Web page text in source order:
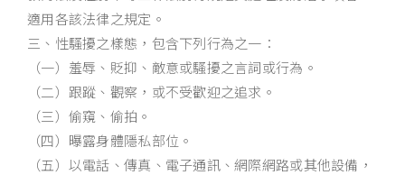
適用各該法律之規定。
三、性騷擾之樣態，包含下列行為之一：
（一）羞辱、貶抑、敵意或騷擾之言詞或行為。
（二）跟蹤、觀察，或不受歡迎之追求。
（三）偷窺、偷拍。
（四）曝露身體隱私部位。
（五）以電話、傳真、電子通訊、網際網路或其他設備，